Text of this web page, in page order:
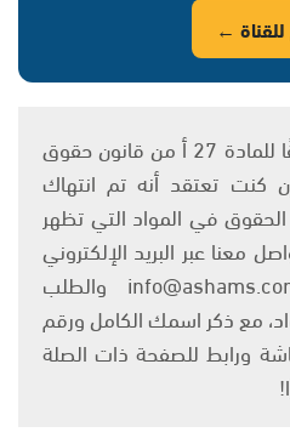
←
يتم الاستخدام المواد وفقًا للمادة 27 أ من قانون حقوق
والنشر 2007، وإن كنت تعتقد أنه تم انتهاك
في المواد التي تظهر
معنا عبر البريد الإلكتروني
على العنوان التالي: info@ashams.com والطلب
مع ذكر اسمك الكامل ورقم
ورابط للصفحة ذات الصلة